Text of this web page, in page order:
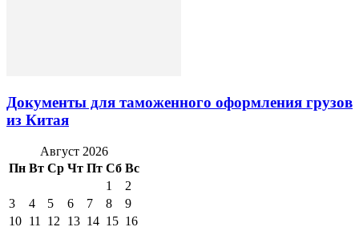
Документы для таможенного оформления грузов
из Китая
Август 2026
Пн Вт Ср Чт Пт Сб Вс
1
2
3
4 5 6 7 8
9
10 11 12 13 14 15 16